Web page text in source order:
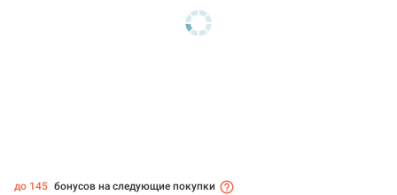
до 145 бонусов на следующие покупки